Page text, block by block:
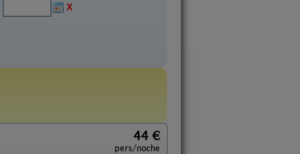
X
44 €
pers/noche